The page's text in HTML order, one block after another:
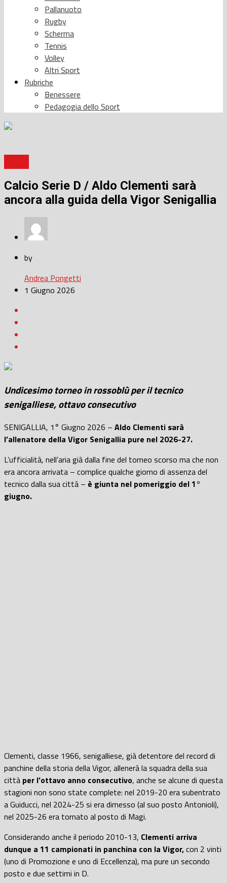
Pallanuoto
Rugby
Scherma
Tennis
Volley
Altri Sport
Rubriche
Benessere
Pedagogia dello Sport
Calcio Serie D / Aldo Clementi sarà
ancora alla guida della Vigor Senigallia
by
Andrea Pongetti
1 Giugno 2026
Undicesimo torneo in rossoblù per il tecnico
senigalliese, ottavo consecutivo
SENIGALLIA, 1° Giugno 2026 – Aldo Clementi sarà
l’allenatore della Vigor Senigallia pure nel 2026-27.
L’ufficialità, nell’aria già dalla fine del torneo scorso ma che non
era ancora arrivata – complice qualche giorno di assenza del
tecnico dalla sua città – è giunta nel pomeriggio del 1°
giugno.
Clementi, classe 1966, senigalliese, già detentore del record di
panchine della storia della Vigor, allenerà la squadra della sua
città per l’ottavo anno consecutivo, anche se alcune di questa
stagioni non sono state complete: nel 2019-20 era subentrato
a Guiducci, nel 2024-25 si era dimesso (al suo posto Antonioli),
nel 2025-26 era tornato al posto di Magi.
Considerando anche il periodo 2010-13, Clementi arriva
dunque a 11 campionati in panchina con la Vigor,con 2 vinti
(uno di Promozione e uno di Eccellenza), ma pure un secondo
posto e due settimi in D.